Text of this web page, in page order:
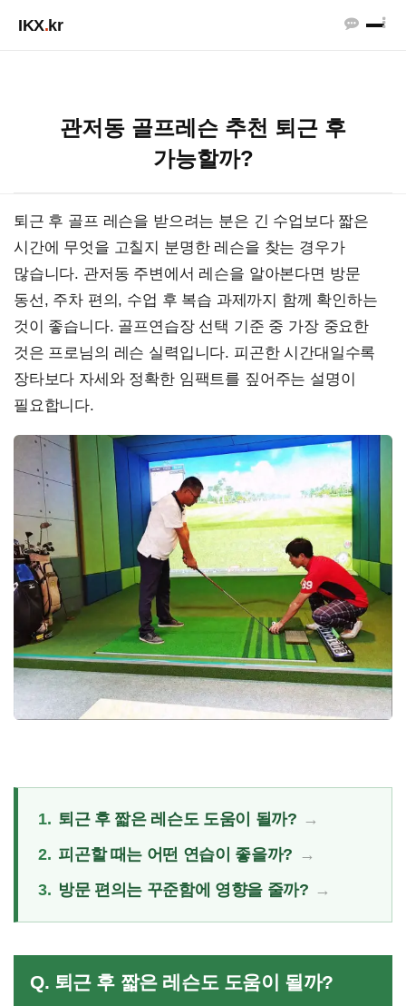
IKX.kr
관저동 골프레슨 추천 퇴근 후
가능할까?
퇴근 후 골프 레슨을 받으려는 분은 긴 수업보다 짧은
시간에 무엇을 고칠지 분명한 레슨을 찾는 경우가
많습니다. 관저동 주변에서 레슨을 알아본다면 방문
동선, 주차 편의, 수업 후 복습 과제까지 함께 확인하는
것이 좋습니다. 골프연습장 선택 기준 중 가장 중요한
것은 프로님의 레슨 실력입니다. 피곤한 시간대일수록
장타보다 자세와 정확한 임팩트를 짚어주는 설명이
필요합니다.
1. 퇴근 후 짧은 레슨도 도움이 될까?
2. 피곤할 때는 어떤 연습이 좋을까?
3. 방문 편의는 꾸준함에 영향을 줄까?
Q. 퇴근 후 짧은 레슨도 도움이 될까?